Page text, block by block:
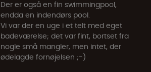
Der er også en fin swimmingpool,
endda en indendørs pool.
Vi var der en uge i et telt med eget
badeværelse; det var fint, bortset fra
nogle små mangler, men intet, der
ødelagde fornøjelsen ;-)